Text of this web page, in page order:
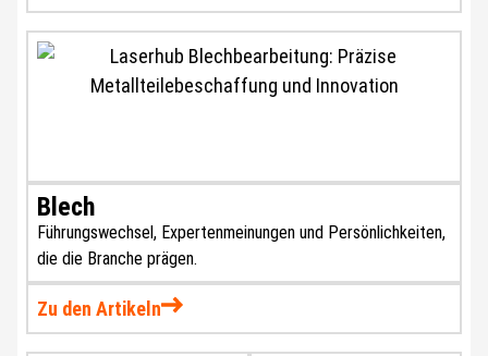
Blech
Führungswechsel, Expertenmeinungen und Persönlichkeiten,
die die Branche prägen.
Zu den Artikeln